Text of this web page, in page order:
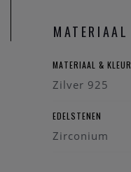
MATERIAAL
MATERIAAL & KLEUR
Zilver 925
EDELSTENEN
Zirconium